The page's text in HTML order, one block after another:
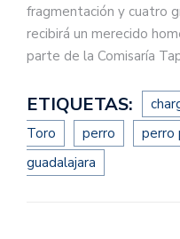
fragmentación y cuatro
recibirá un merecido
parte de la Comisaría
ETIQUETAS:
Toro
perro perro
guadalajara